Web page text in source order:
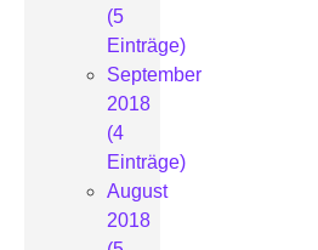
(5
Einträge)
September
2018
(4
Einträge)
August
2018